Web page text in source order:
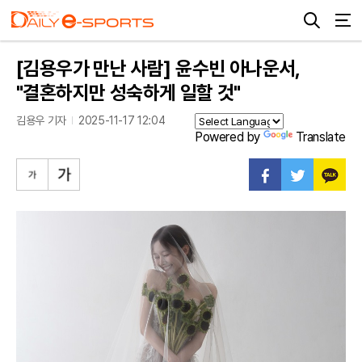
[김용우가 만난 사람] 윤수빈 아나운서,
"결혼하지만 성숙하게 일할 것"
김용우 기자 2025-11-17 12:04
Powered by Translate